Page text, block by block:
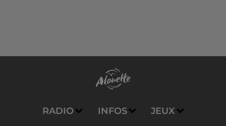
RADIO INFOS JEUX